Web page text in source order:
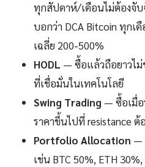
ทุกสัปดาห์/เดือนไม่ต้องจั
บอกว่า DCA Bitcoin ทุก
เฉลี่ย 200-500%
HODL — ซื้อแล้วถือยาวไม่
ที่เชื่อมั่นในเทคโนโลยี
Swing Trading — ซื้อเมื่อ
ราคาขึ้นไปที่ resistance ต้
Portfolio Allocation —
เช่น BTC 50%, ETH